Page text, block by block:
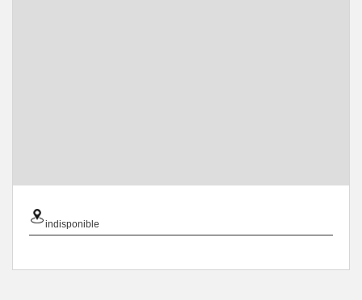
indisponible